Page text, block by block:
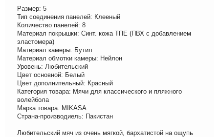
Размер: 5
Тип соединения панелей: Клееный
Количество панелей: 8
Материал покрышки: Синт. кожа TПE (ПВХ с добавлением
эластомера)
Материал камеры: Бутил
Материал обмотки камеры: Нейлон
Уровень: Любительский
Цвет основной: Белый
Цвет дополнительный: Красный
Категория товара: Мячи для классического и пляжного
волейбола
Марка товара: MIKASA
Страна-производиель: Пакистан
Любительский мяч из очень мягкой, бархатистой на ощупь